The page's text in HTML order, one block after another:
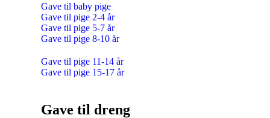
Gave til baby pige
Gave til pige 2-4 år
Gave til pige 5-7 år
Gave til pige 8-10 år
Gave til pige 11-14 år
Gave til pige 15-17 år
Gave til dreng